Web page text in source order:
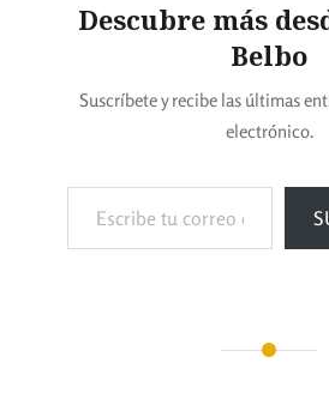
Descubre más
Belbo
Suscríbete y recibe las últimas
electrónico.